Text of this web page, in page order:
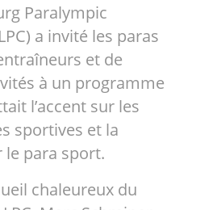
Paralympic
a invité les paras
et de
à un programme
l’accent sur les
sportives et la
le para sport.
chaleureux du